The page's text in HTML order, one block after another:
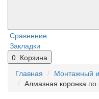
Сравнение
Закладки
0 Корзина
Главная
Монтажный
Алмазная коронка